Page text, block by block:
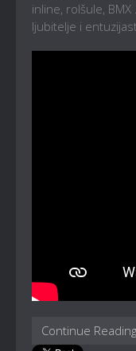
inline, rolšule,
ljubitelje i
Continue Reading